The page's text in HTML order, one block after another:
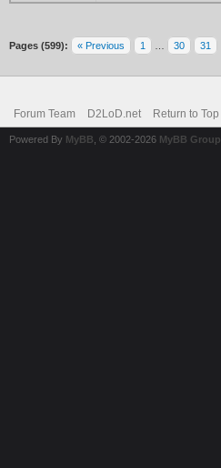
Pages (599): « Previous 1 30 31
Forum Team D2LoD.net Return to Top
Powered By MyBB , © 2002-2026 MyBB Group